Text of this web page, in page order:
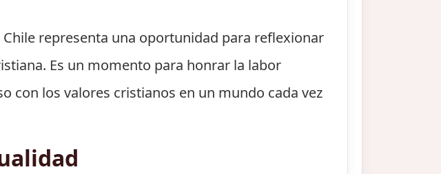
Chile representa una oportunidad para reflexionar
Es un momento para honrar la labor
con los valores cristianos en un mundo cada vez